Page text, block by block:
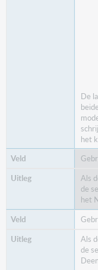
De
het
Als
de
het
Als
de